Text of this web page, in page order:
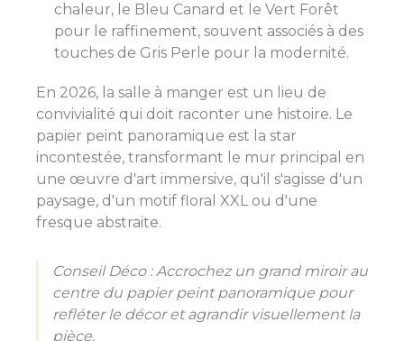
chaleur, le Bleu Canard et le Vert Forêt
pour le raffinement, souvent associés à des
touches de Gris Perle pour la modernité.
En 2026, la salle à manger est un lieu de
convivialité qui doit raconter une histoire. Le
papier peint panoramique est la star
incontestée, transformant le mur principal en
une œuvre d'art immersive, qu'il s'agisse d'un
paysage, d'un motif floral XXL ou d'une
fresque abstraite.
Conseil Déco : Accrochez un grand miroir au
centre du papier peint panoramique pour
refléter le décor et agrandir visuellement la
pièce.